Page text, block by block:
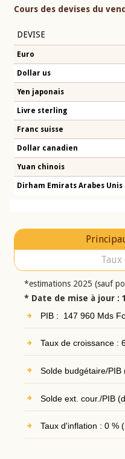
Cours des devises du
DEVISE
Euro
Dollar us
Yen japonais
Livre sterling
Franc suisse
Dollar canadien
Yuan chinois
Dirham Emirats Arabes Unis
*estimations 2025 (sauf
* Date de mise à jour :
PIB : 147 960 Mds
Taux de croissance :
Solde budgétaire/PIB
Solde ext. cour./PIB
Taux d'inflation : 0 %